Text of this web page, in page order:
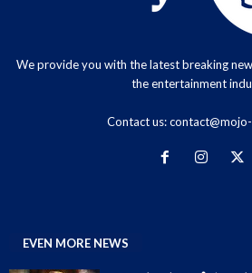
We provide you with the latest breaking
the entertainment
Contact us:
EVEN MORE NEWS